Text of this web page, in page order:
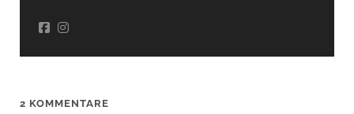
2 KOMMENTARE